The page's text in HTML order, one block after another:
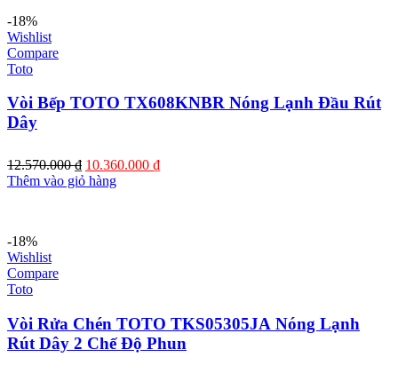
-18%
Wishlist
Compare
Toto
Vòi Bếp TOTO TX608KNBR Nóng Lạnh Đầu Rút
Dây
12.570.000₫ Giá
gốc
10.360.000 ₫Giá
Thêm vào giỏ hàng
-18%
Wishlist
Compare
Toto
Vòi Rửa Chén TOTO TKS05305JA Nóng Lạnh
Rút Dây 2 Chế Độ Phun